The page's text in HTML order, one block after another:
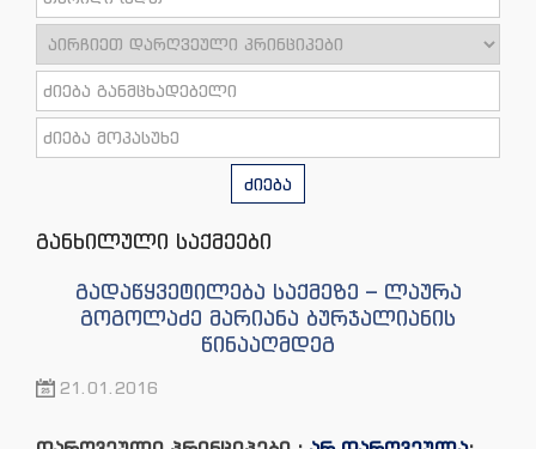
ძიება
განხილული საქმეები
გადაწყვეტილება საქმეზე – ლაურა
გოგოლაძე მარიანა ბურჯალიანის
წინააღმდეგ
21.01.2016